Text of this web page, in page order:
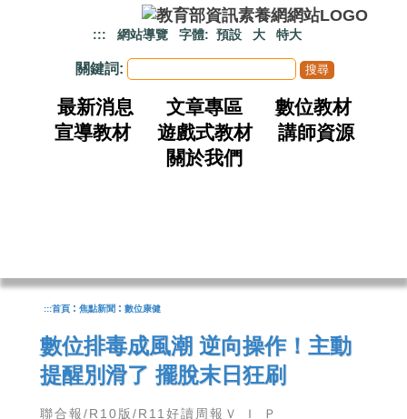
::: 網站導覽 字體: 預設 大 特大
關鍵詞:
最新消息 文章專區
數位教材
宣導教材
遊戲式教材
講師資源
關於我們
:::首頁 : 焦點新聞 : 數位康健
數位排毒成風潮 逆向操作！主動
提醒別滑了 擺脫末日狂刷
聯合報/R10版/R11好讀周報Ｖ Ｉ Ｐ